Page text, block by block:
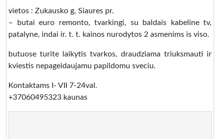
vietos : Zukausko g, Siaures pr.
– butai euro remonto, tvarkingi, su baldais kabeline tv,
patalyne, indai ir. t. t. kainos nurodytos 2 asmenims is viso.
butuose turite laikytis tvarkos, draudziama triuksmauti ir
kviestis nepageidaujamu papildomu sveciu.
Kontaktams I- VII 7-24val.
+37060495323 kaunas